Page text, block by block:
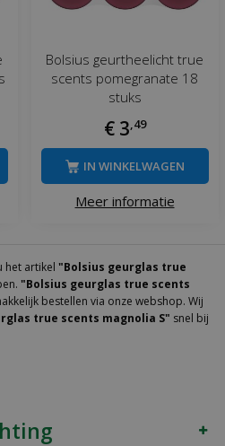
Bolsius geurtheelicht true
scents pomegranate 18
stuks
€ 3,49
Meer informatie
IN WINKELWAGEN
het artikel "Bolsius geurglas true
"Bolsius geurglas true scents
bestellen via onze webshop. Wij
true scents magnolia S" snel bij